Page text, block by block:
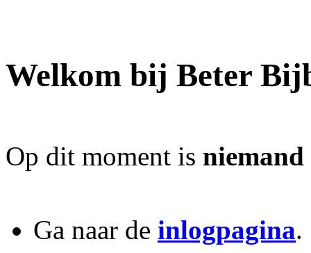
Welkom bij Beter
Op dit moment is niemand
Ga naar de inlogpagina.